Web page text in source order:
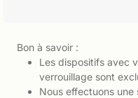
Bon à savoir :
Les dispositifs avec
verrouillage sont
Nous effectuons